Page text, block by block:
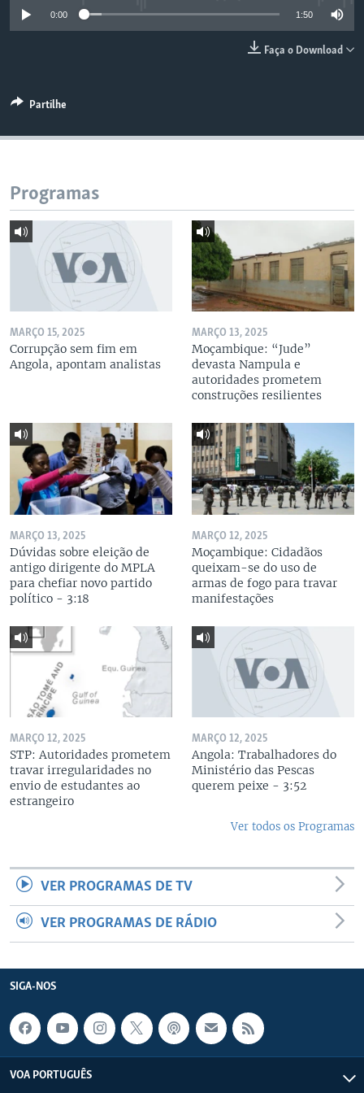
0:00 1:50
Faça o Download
Partilhe
Programas
MARÇO 15, 2025
Corrupção sem fim em
Angola, apontam analistas
MARÇO 13, 2025
Moçambique: “Jude”
devasta Nampula e
autoridades prometem
construções resilientes
MARÇO 13, 2025
Dúvidas sobre eleição de
antigo dirigente do MPLA
para chefiar novo partido
político - 3:18
MARÇO 12, 2025
Moçambique: Cidadãos
queixam-se do uso de
armas de fogo para travar
manifestações
MARÇO 12, 2025
STP: Autoridades prometem
travar irregularidades no
envio de estudantes ao
estrangeiro
MARÇO 12, 2025
Angola: Trabalhadores do
Ministério das Pescas
querem peixe - 3:52
Ver todos os Programas
VER PROGRAMAS DE TV
VER PROGRAMAS DE RÁDIO
SIGA-NOS
VOA PORTUGUÊS